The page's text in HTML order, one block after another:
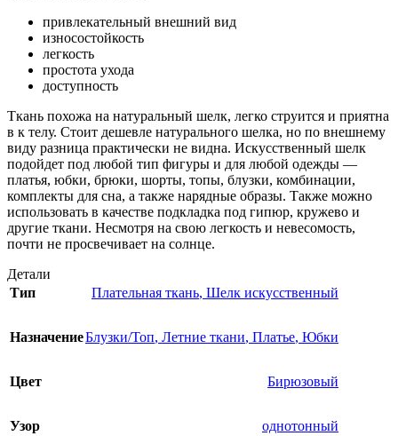
привлекательный внешний вид
износостойкость
легкость
простота ухода
доступность
Ткань похожа на натуральный шелк, легко струится и приятна
в к телу. Стоит дешевле натурального шелка, но по внешнему
виду разница практически не видна. Искусственный шелк
подойдет под любой тип фигуры и для любой одежды —
платья, юбки, брюки, шорты, топы, блузки, комбинации,
комплекты для сна, а также нарядные образы. Также можно
использовать в качестве подкладка под гипюр, кружево и
другие ткани. Несмотря на свою легкость и невесомость,
почти не просвечивает на солнце.
Детали
Тип
Плательная ткань, Шелк искусственный
НазначениеБлузки/Топ, Летние ткани, Платье, Юбки
Цвет Бирюзовый
Узор
однотонный